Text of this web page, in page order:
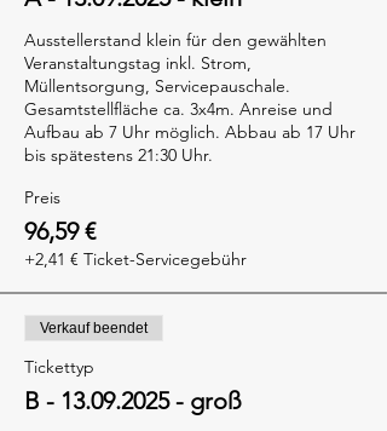
Ausstellerstand klein für den gewählten
Veranstaltungstag inkl. Strom,
Müllentsorgung, Servicepauschale.
Gesamtstellfläche ca. 3x4m. Anreise und
Aufbau ab 7 Uhr möglich. Abbau ab 17 Uhr
bis spätestens 21:30 Uhr.
Preis
96,59 €
+2,41 € Ticket-Servicegebühr
Verkauf beendet
Tickettyp
B - 13.09.2025 - groß